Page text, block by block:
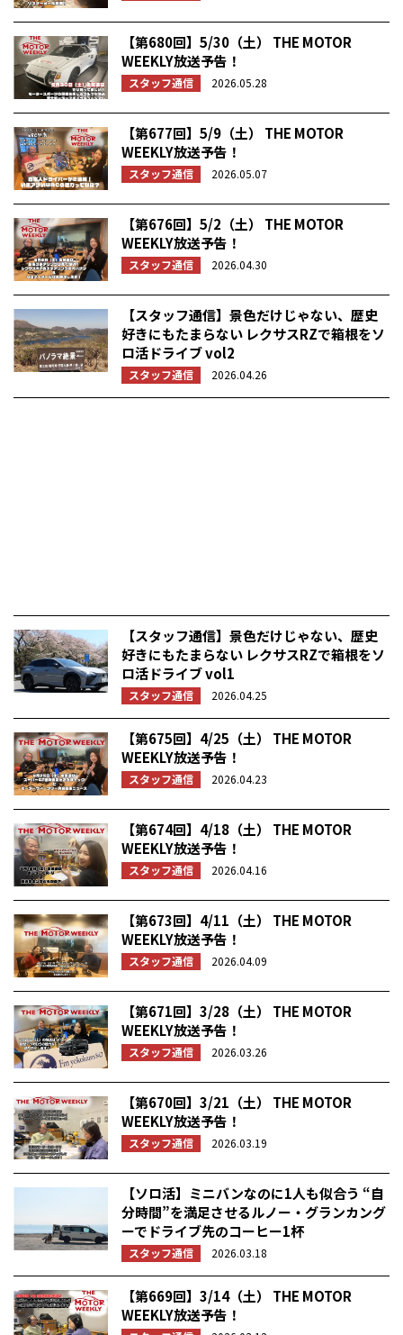
【第680回】5/30（土） THE MOTOR
WEEKLY放送予告！
スタッフ通信 2026.05.28
【第677回】5/9（土） THE MOTOR
WEEKLY放送予告！
スタッフ通信 2026.05.07
【第676回】5/2（土） THE MOTOR
WEEKLY放送予告！
スタッフ通信 2026.04.30
【スタッフ通信】景色だけじゃない、歴史
好きにもたまらない レクサスRZで箱根をソ
ロ活ドライブ vol2
スタッフ通信 2026.04.26
【スタッフ通信】景色だけじゃない、歴史
好きにもたまらない レクサスRZで箱根をソ
ロ活ドライブ vol1
スタッフ通信 2026.04.25
【第675回】4/25（土） THE MOTOR
WEEKLY放送予告！
スタッフ通信 2026.04.23
【第674回】4/18（土） THE MOTOR
WEEKLY放送予告！
スタッフ通信 2026.04.16
【第673回】4/11（土） THE MOTOR
WEEKLY放送予告！
スタッフ通信 2026.04.09
【第671回】3/28（土） THE MOTOR
WEEKLY放送予告！
スタッフ通信 2026.03.26
【第670回】3/21（土） THE MOTOR
WEEKLY放送予告！
スタッフ通信 2026.03.19
【ソロ活】ミニバンなのに1人も似合う “自
分時間”を満足させるルノー・グランカング
ーでドライブ先のコーヒー1杯
スタッフ通信 2026.03.18
【第669回】3/14（土） THE MOTOR
WEEKLY放送予告！